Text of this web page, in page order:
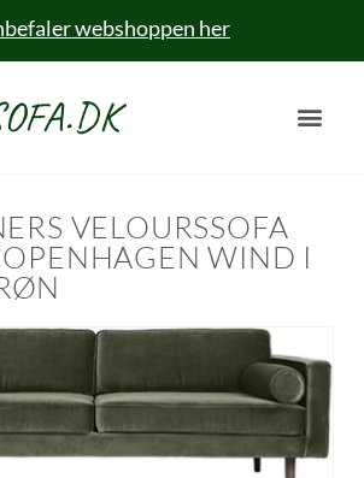
webshoppen her
VELOURSSOFA
WIND I